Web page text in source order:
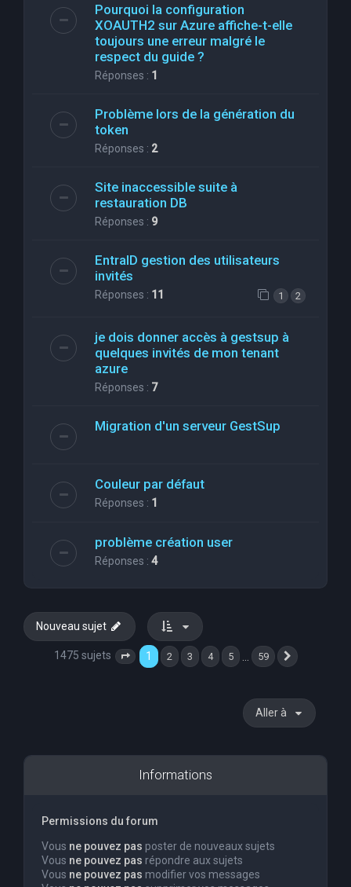
Pourquoi la configuration
XOAUTH2 sur Azure affiche-t-elle
toujours une erreur malgré le
respect du guide ?
Réponses : 1
Problème lors de la génération du
token
Réponses : 2
Site inaccessible suite à
restauration DB
Réponses : 9
EntraID gestion des utilisateurs
invités
Réponses : 11 1 2
je dois donner accès à gestsup à
quelques invités de mon tenant
azure
Réponses : 7
Migration d'un serveur GestSup
Couleur par défaut
Réponses : 1
problème création user
Réponses : 4
Nouveau sujet
1475 sujets Page 1 sur59
1 2 3 4 5 59
Aller à
Informations
Permissions du forum
Vous ne pouvez pas poster de nouveaux sujets
Vous ne pouvez pas répondre aux sujets
Vous ne pouvez pas modifier vos messages